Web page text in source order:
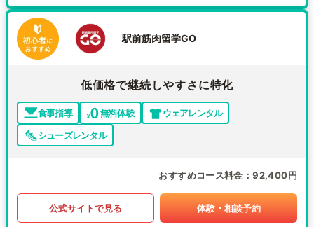
駅前筋肉留学GO
低価格で継続しやすさに特化
食事指導 無料体験
ウェアレンタル
シューズレンタル
おすすめコース料金 92,400円
公式サイトで見る 体験・相談予約